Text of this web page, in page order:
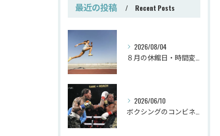
最近の投稿 Recent Posts
2026/08/04
８月の休館日・時間変更
2026/06/10
ボクシングのコンビネーション